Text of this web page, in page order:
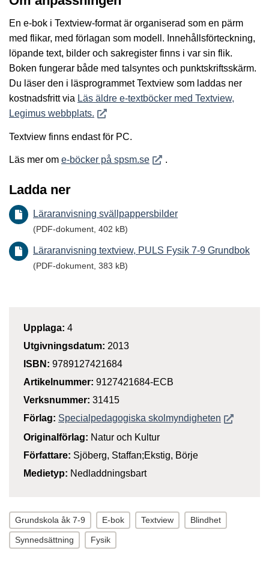
En e-bok i Textview-format är organiserad som en pärm
med flikar, med förlagan som modell. Innehållsförteckning,
löpande text, bilder och sakregister finns i var sin flik.
Boken fungerar både med talsyntes och punktskriftsskärm.
Du läser den i läsprogrammet Textview som laddas ner
kostnadsfritt via Läs äldre e-textböcker med Textview,
Legimus webbplats. Öppnas i nytt fönster
Textview finns endast för PC.
Läs mer om e-böcker på spsm.seÖppnas i nytt fönster
.
Ladda ner
Läraranvisning svällpappersbilder
(PDF-dokument, 402 kB)
Läraranvisning textview, PULS Fysik 7-9 Grundbok
(PDF-dokument, 383 kB)
Upplaga: 4
Utgivningsdatum: 2013
ISBN: 9789127421684
Artikelnummer: 9127421684-ECB
Verksnummer: 31415
Förlag: Specialpedagogiska skolmyndigheten Öppnas i
Originalförlag: Natur och Kultur
Författare: Sjöberg, Staffan;Ekstig, Börje
Medietyp: Nedladdningsbart
Grundskola åk 7-9 E-bok Textview Blindhet
Synnedsättning Fysik